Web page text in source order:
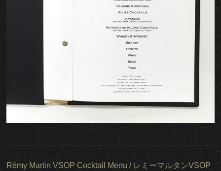
Rémy Martin VSOP Cocktail Menu / レミーマルタンVSOP